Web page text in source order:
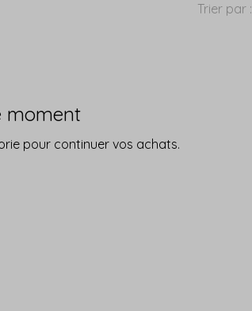
Trier par :
moment
pour continuer vos achats.